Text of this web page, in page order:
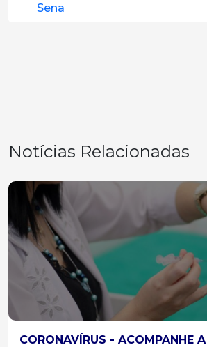
Sena
Notícias Relacionadas
CORONAVÍRUS - ACOMPANHE